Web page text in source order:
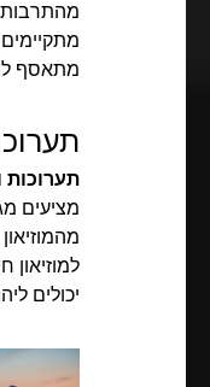
מתאסף
תערוכות
מציעים
יכולים